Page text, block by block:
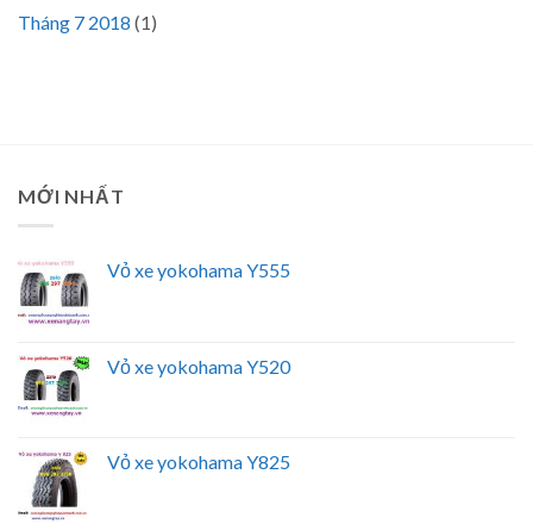
Tháng 7 2018 (1)
MỚI NHẤT
Vỏ xe yokohama Y555
Vỏ xe yokohama Y520
Vỏ xe yokohama Y825